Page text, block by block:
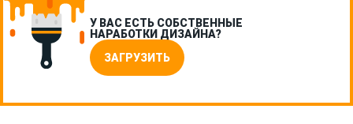
У ВАС ЕСТЬ СОБСТВЕННЫЕ
НАРАБОТКИ ДИЗАЙНА?
ЗАГРУЗИТЬ